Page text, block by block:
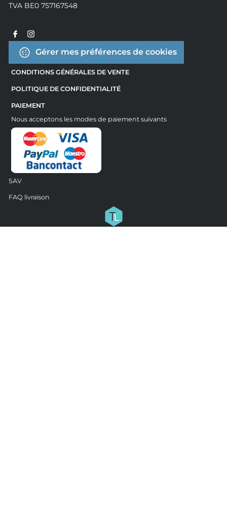
TVA BE0 757167548
Gérer mes préférences de cookies
CONDITIONS GÉNÉRALES DE VENTE
POLITIQUE DE CONFIDENTIALITÉ
PAIEMENT
Nous acceptons les modes de paiement suivants
SAV
FAQ livraison